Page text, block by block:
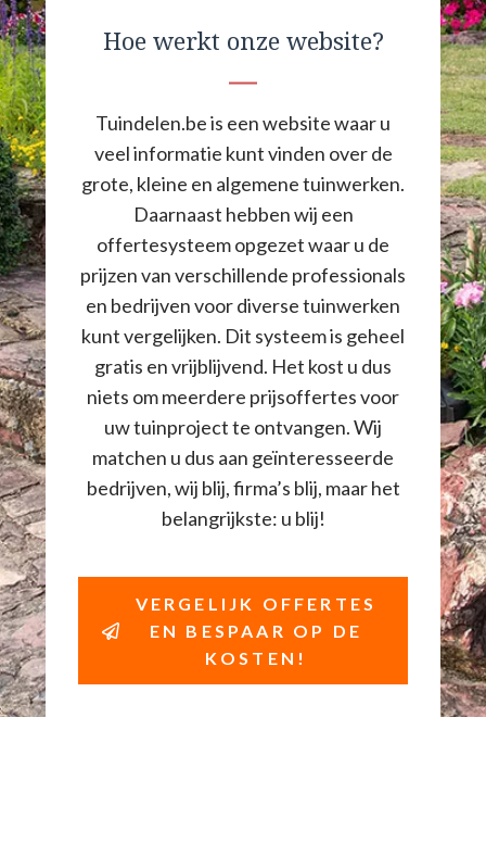
Hoe werkt onze website?
Tuindelen.be is een website waar u
veel informatie kunt vinden over de
grote, kleine en algemene tuinwerken.
Daarnaast hebben wij een
offertesysteem opgezet waar u de
prijzen van verschillende professionals
en bedrijven voor diverse tuinwerken
kunt vergelijken. Dit systeem is geheel
gratis en vrijblijvend. Het kost u dus
niets om meerdere prijsoffertes voor
uw tuinproject te ontvangen. Wij
matchen u dus aan geïnteresseerde
bedrijven, wij blij, firma’s blij, maar het
belangrijkste: u blij!
VERGELIJK OFFERTES
EN BESPAAR OP DE
KOSTEN!